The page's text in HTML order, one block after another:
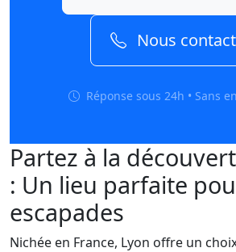
Nous
Réponse sous 24h • Sans
Partez à la
: Un lieu parfaite
escapades
Nichée en France, Lyon offre un